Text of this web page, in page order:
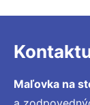
Maľovka na